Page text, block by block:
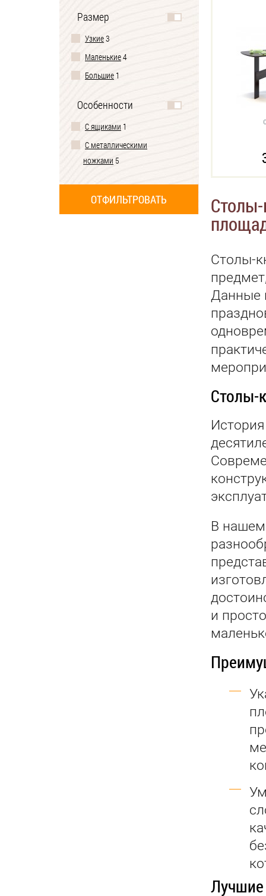
Размер
Узкие3
Маленькие4
Большие 1
Особенности
С ящиками 1
С металлическими
ножками 5
Столы-
Данные
Столы-
В нашем
и
Лучшие